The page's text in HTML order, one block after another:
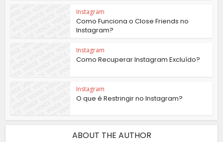
Instagram
Como Funciona o Close Friends no
Instagram?
Instagram
Como Recuperar Instagram Excluído?
Instagram
O que é Restringir no Instagram?
ABOUT THE AUTHOR